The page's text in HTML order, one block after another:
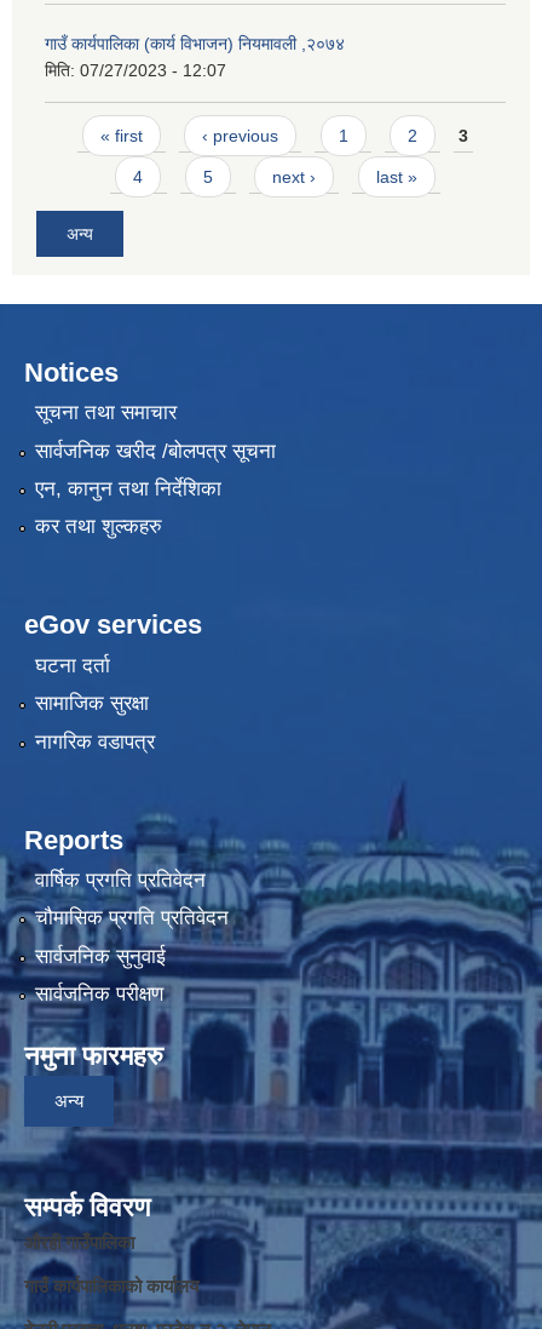
गाउँ कार्यपालिका (कार्य विभाजन) नियमावली ,२०७४
मिति: 07/27/2023 - 12:07
Pages
« first ‹ previous 1 2 3
4 5 next › last »
अन्य
Notices
सूचना तथा समाचार
सार्वजनिक खरीद /बोलपत्र सूचना
एन, कानुन तथा निर्देशिका
कर तथा शुल्कहरु
eGov services
घटना दर्ता
सामाजिक सुरक्षा
नागरिक वडापत्र
Reports
वार्षिक प्रगति प्रतिवेदन
चौमासिक प्रगति प्रतिवेदन
सार्वजनिक सुनुवाई
सार्वजनिक परीक्षण
नमुना फारमहरु
अन्य
सम्पर्क विवरण
औरही गाउँपालिका
गाउँ कार्यपालिकाको कार्यालय